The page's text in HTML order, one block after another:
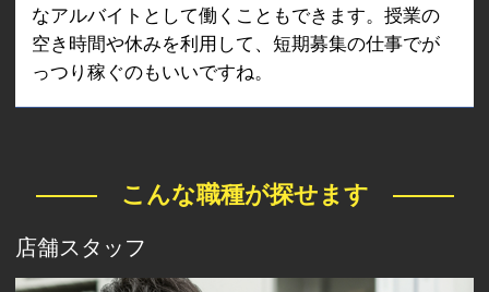
なアルバイトとして働くこともできます。授業の
空き時間や休みを利用して、短期募集の仕事でが
っつり稼ぐのもいいですね。
こんな職種が探せます
店舗スタッフ